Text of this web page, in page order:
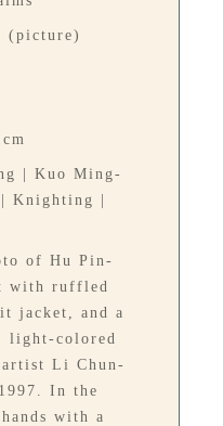
(picture)
| Kuo Ming-
Knighting |
of Hu Pin-
with ruffled
jacket, and a
light-colored
artist Li Chun-
In the
with a